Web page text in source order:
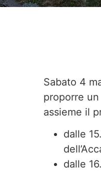
Sabato 4
proporre
assieme il
dalle
dalle